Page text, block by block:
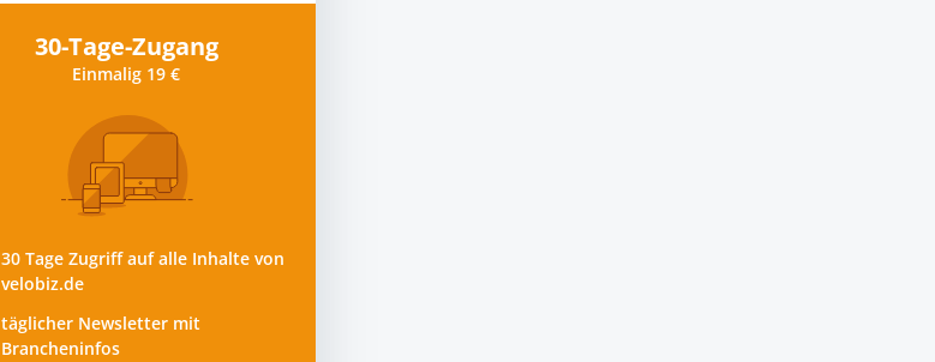
30-Tage-Zugang
Einmalig 19 €
30 Tage Zugriff auf alle Inhalte von
velobiz.de
täglicher Newsletter mit
Brancheninfos